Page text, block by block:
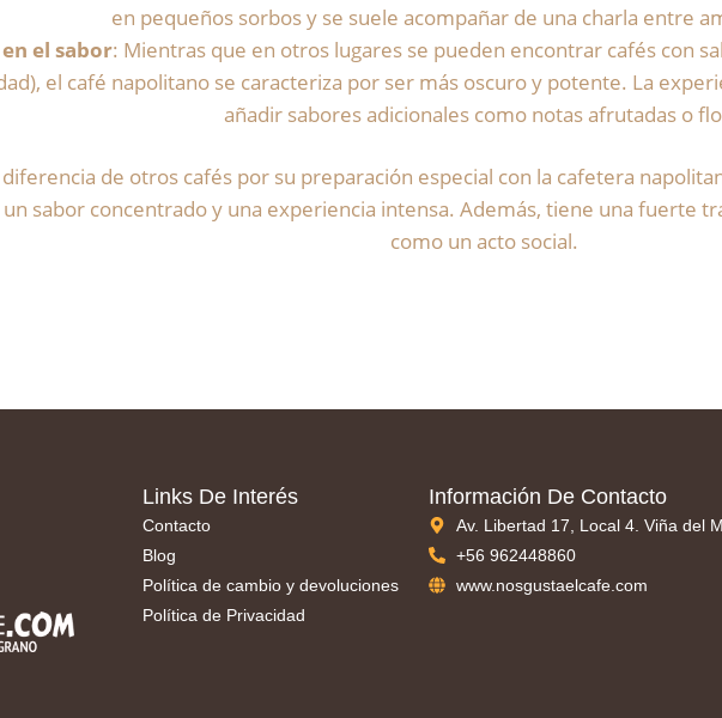
en pequeños sorbos y se suele acompañar de una charla entre
el sabor: Mientras que en otros lugares se pueden encontrar cafés con
el café napolitano se caracteriza por ser más oscuro y potente. La
añadir sabores adicionales como notas afrutadas o
de otros cafés por su preparación especial con la cafetera
sabor concentrado y una experiencia intensa. Además, tiene una fuerte
como un acto social.
Links De Interés
Contacto
Blog
Política de cambio y devoluciones
Política de Privacidad
Información De Contacto
Av. Libertad 17, Local 4. Viña del
+56 962448860
www.nosgustaelcafe.com